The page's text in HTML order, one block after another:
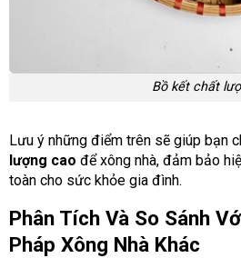
Bồ kết chất
Lưu ý những điểm trên sẽ giúp bạn
lượng cao để xông nhà, đảm bảo
toàn cho sức khỏe gia đình.
Phân Tích Và So Sánh
Pháp Xông Nhà Khác